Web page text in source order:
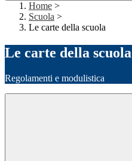
Home >
Scuola >
Le carte della scuola
Le carte della scuola
Regolamenti e modulistica